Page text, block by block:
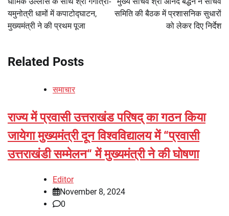
यमुनोत्री धामों में कपाटोद्घाटन,
मुख्यमंत्री ने की प्रथम पूजा
समिति की बैठक में प्रशासनिक सुधारों
को लेकर दिए निर्देश
Related Posts
समाचार
राज्य में प्रवासी उत्तराखंड परिषद् का गठन किया
जायेगा मुख्यमंत्री दून विश्वविद्यालय में “प्रवासी
उत्तराखंडी सम्मेलन“ में मुख्यमंत्री ने की घोषणा
Editor
November 8, 2024
0